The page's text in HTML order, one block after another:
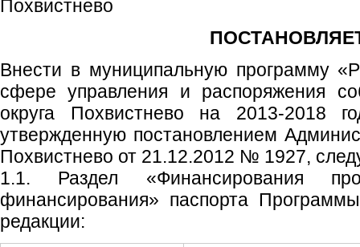
Похвистнево
Внести в муниципальную программу
сфере управления и распоряжения
округа Похвистнево на 2013-2018
утвержденную постановлением
Похвистнево от 21.12.2012 № 1927,
1.1. Раздел «Финансирования
финансирования» паспорта
редакции: